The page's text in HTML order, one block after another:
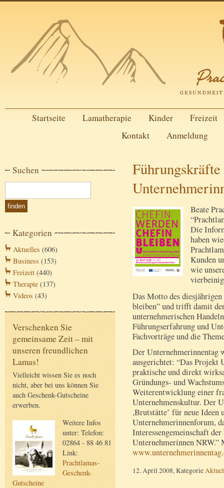
Startseite Lamatherapie Kinder
Freizeit
Kontakt
Anmeldung
Suchen
Kategorien
Aktuelles (606)
Business (153)
Freizeit (440)
Therapie (137)
Videos (43)
Verschenken Sie
gemeinsame Zeit – mit
unseren freundlichen
Lamas!
Vielleicht wissen Sie es noch
nicht, aber bei uns können Sie
auch Geschenk-Gutscheine
erwerben.
Weitere Infos
unter: Telefon:
02864 - 88 46 81
Link:
Prachtlamas-
Geschenk-
Gutscheine
Beate
Die
haben
Kunden
wie
Das Motto des
bleiben” und trifft damit
unternehmerischen
Führungserfahrung und
Fachvorträge und die
Der
ausgerichtet: “Das Projekt
praktische und direkt
Gründungs- und
Weiterentwicklung einer
Unternehmenskultur. Der
,Brutstätte’ für neue
Unternehmerinnenforum,
Interessengemeinschaft
Unternehmerinnen NRW.”
12. April 2008, Kategorie